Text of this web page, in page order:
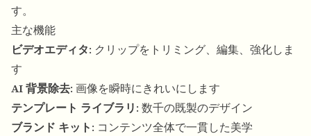
す。
主な機能
ビデオエディタ: クリップをトリミング、編集、強化しま
す
AI 背景除去: 画像を瞬時にきれいにします
テンプレート ライブラリ: 数千の既製のデザイン
ブランド キット: コンテンツ全体で一貫した美学